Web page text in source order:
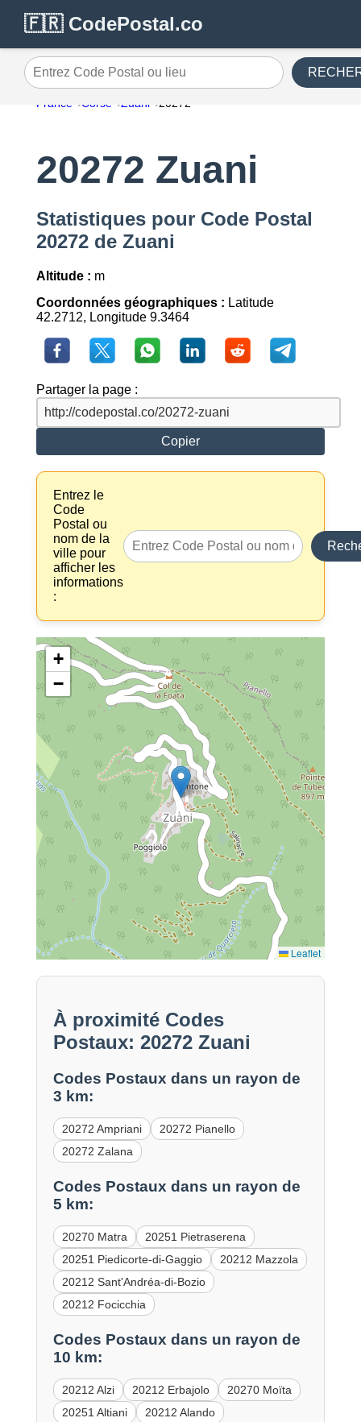
🇫🇷 CodePostal.co
Entrez Code Postal ou lieu
France Corse Zuani 20272
20272 Zuani
Statistiques pour Code Postal
20272 de Zuani
Altitude : m
Coordonnées géographiques : Latitude
42.2712, Longitude 9.3464
Partager la page :
Copier
Entrez le
Code
Postal ou
nom de la
ville pour
afficher les
informations
:
+
−
Leaflet
À proximité Codes
Postaux: 20272 Zuani
Codes Postaux dans un rayon de
3 km:
20272 Ampriani
20272 Pianello
20272 Zalana
Codes Postaux dans un rayon de
5 km:
20270 Matra
20251 Pietraserena
20251 Piedicorte-di-Gaggio
20212 Mazzola
20212 Sant'Andréa-di-Bozio
20212 Focicchia
Codes Postaux dans un rayon de
10 km:
20212 Alzi 20212 Erbajolo
20270 Moïta
20251 Altiani
20212 Alando